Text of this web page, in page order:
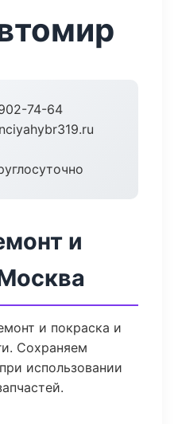
74-64
и
и покраска и
Сохраняем
использовании